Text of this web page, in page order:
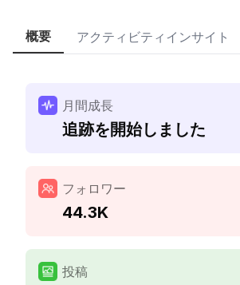
概要 アクティビティインサイト
月間成長
追跡を開始しました
フォロワー
44.3K
投稿